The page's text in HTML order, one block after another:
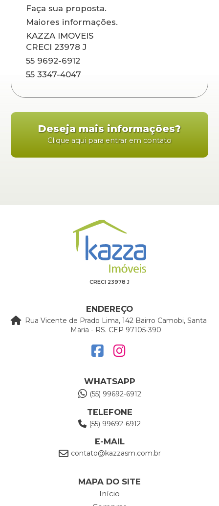
Faça sua proposta.
Maiores informações.
KAZZA IMOVEIS
CRECI 23978 J
55 9692-6912
55 3347-4047
Deseja mais informações?
Clique aqui para entrar em contato
CRECI 23978 J
ENDEREÇO
Rua Vicente de Prado Lima, 142 Bairro Camobi, Santa
Maria - RS. CEP 97105-390
WHATSAPP
(55) 99692-6912
TELEFONE
(55) 99692-6912
E-MAIL
contato@kazzasm.com.br
MAPA DO SITE
Início